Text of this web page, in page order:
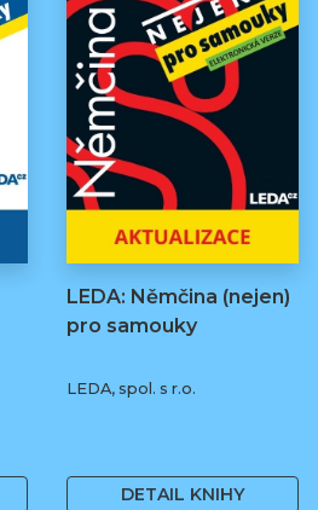
LEDA: Němčina (nejen)
pro samouky
LEDA, spol. s r.o.
DETAIL KNIHY